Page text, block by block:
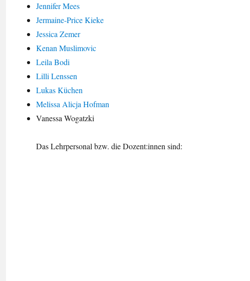
Jennifer Mees
Jermaine-Price Kieke
Jessica Zemer
Kenan Muslimovic
Leila Bodi
Lilli Lenssen
Lukas Küchen
Melissa Alicja Hofman
Vanessa Wogatzki
Das Lehrpersonal bzw. die Dozent:innen sind: